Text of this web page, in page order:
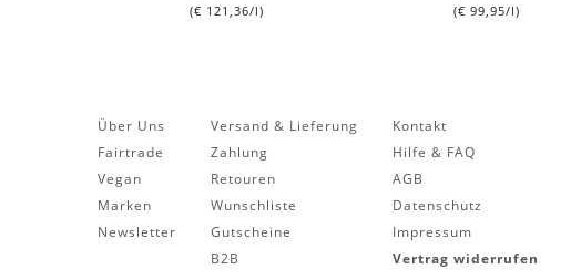
(€ 121,36/l) (€ 99,95/l)
Über Uns
Fairtrade
Vegan
Marken
Newsletter
Versand & Lieferung
Zahlung
Retouren
Wunschliste
Gutscheine
B2B
Kontakt
Hilfe & FAQ
AGB
Datenschutz
Impressum
Vertrag widerrufen